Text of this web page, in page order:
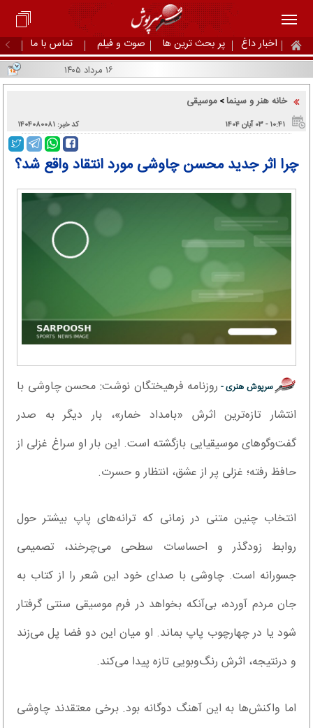
اخبار داغ پر بحث ترین ها صوت و فیلم تماس با ما
خانه هنر و سینما> موسیقی
۱۰:۴۱ - ۰۳ آبان ۱۴۰۴ کد خبر: ۱۴۰۴۰۸۰۰۸۱
چرا اثر جدید محسن چاوشی مورد انتقاد واقع شد؟
سرپوش هنری - روزنامه فرهیختگان نوشت: محسن چاوشی با
انتشار تازه‌ترین اثرش «بامداد خمار»، بار دیگر به صدر
گفت‌وگوهای موسیقیایی بازگشته است. این بار او سراغ غزلی از
حافظ رفته؛ غزلی پر از عشق، انتظار و حسرت.
انتخاب چنین متنی در زمانی که ترانه‌های پاپ بیشتر حول
روابط زودگذر و احساسات سطحی می‌چرخند، تصمیمی
جسورانه است. چاوشی با صدای خود این شعر را از کتاب به
جان مردم آورده، بی‌آنکه بخواهد در فرم موسیقی سنتی گرفتار
شود یا در چهارچوب پاپ بماند. او میان این دو فضا پل می‌زند
و درنتیجه، اثرش رنگ‌وبویی تازه پیدا می‌کند.
اما واکنش‌ها به این آهنگ دوگانه بود. برخی معتقدند چاوشی